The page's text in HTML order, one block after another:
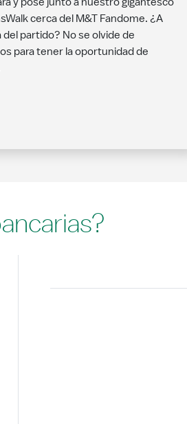
cerca del M&T Fandome. ¿A
partido? No se olvide de
para tener la oportunidad de